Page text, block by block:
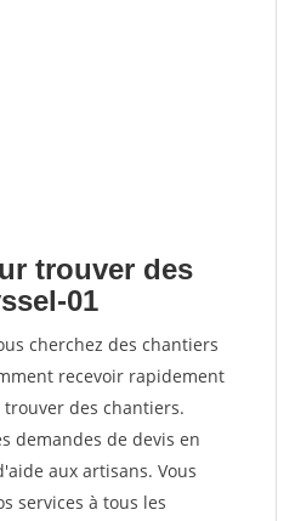
trouver des
01
cherchez des chantiers
recevoir rapidement
des chantiers.
demandes de devis en
aux artisans. Vous
services à tous les